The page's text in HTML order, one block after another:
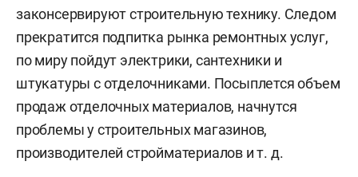
законсервируют строительную технику. Следом
прекратится подпитка рынка ремонтных услуг,
по миру пойдут электрики, сантехники и
штукатуры с отделочниками. Посыплется объем
продаж отделочных материалов, начнутся
проблемы у строительных магазинов,
производителей стройматериалов и т. д.